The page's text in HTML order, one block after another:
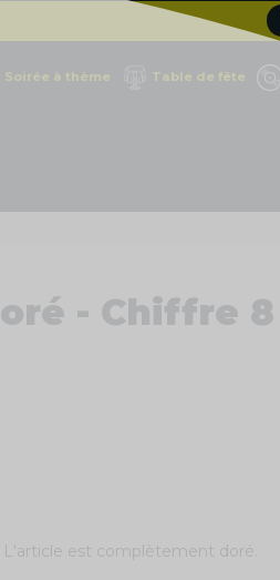
Soirée à thème Table de fête
- Chiffre 8
est complètement doré.